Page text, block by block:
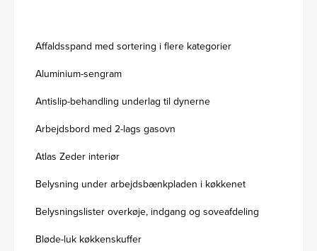
Affaldsspand med sortering i flere kategorier
Aluminium-sengram
Antislip-behandling underlag til dynerne
Arbejdsbord med 2-lags gasovn
Atlas Zeder interiør
Belysning under arbejdsbænkpladen i køkkenet
Belysningslister overkøje, indgang og soveafdeling
Bløde-luk køkkenskuffer